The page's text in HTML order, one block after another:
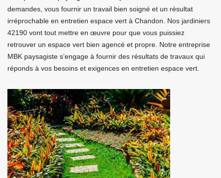
demandes, vous fournir un travail bien soigné et un résultat
irréprochable en entretien espace vert à Chandon. Nos jardiniers
42190 vont tout mettre en œuvre pour que vous puissiez
retrouver un espace vert bien agencé et propre. Notre entreprise
MBK paysagiste s’engage à fournir des résultats de travaux qui
réponds à vos besoins et exigences en entretien espace vert.